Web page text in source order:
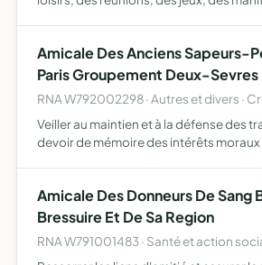
l'as…
Amicale Des Anciens Sapeurs-
Paris Groupement Deux-
RNA W792002298 · Autres et divers ·
Veiller au maintien et à la défense des
devoir de mémoire des intérêts
Amicale Des Donneurs De Sang
Bressuire Et De Sa Region
RNA W791001483 · Santé et action